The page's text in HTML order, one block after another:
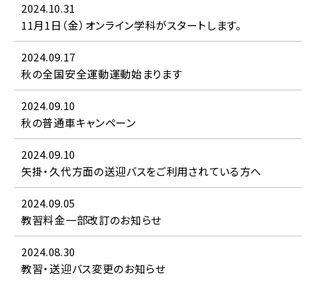
入所申込み
資料請求
お問い合わせ
採用情報
0120-333-815
月～土／9：00～20：00日・祝／9：00～18：00
2024.10.31
11月1日（金）オンライン学科がスタートします。
2024.09.17
秋の全国安全運動運動始まります
2024.09.10
秋の普通車キャンペーン
2024.09.10
矢掛・久代方面の送迎バスをご利用されている方へ
2024.09.05
教習料金一部改訂のお知らせ
2024.08.30
教習・送迎バス変更のお知らせ